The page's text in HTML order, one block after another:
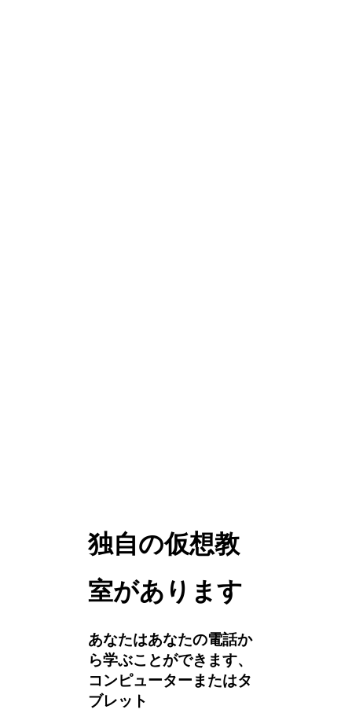
独自の仮想教
室があります
あなたはあなたの電話か
ら学ぶことができます、
コンピューターまたはタ
ブレット